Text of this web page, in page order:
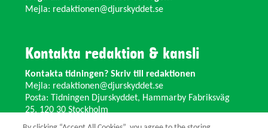
Mejla: redaktionen@djurskyddet.se
Kontakta redaktion & kansli
Kontakta tidningen? Skriv till redaktionen
Mejla: redaktionen@djurskyddet.se
Posta: Tidningen Djurskyddet, Hammarby Fabriksväg
25, 120 30 Stockholm
Ändra adress? Kontakta kansliet